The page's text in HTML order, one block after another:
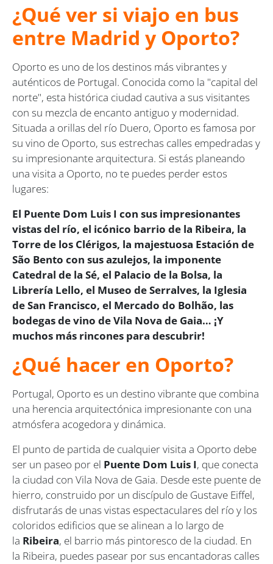
¿Qué ver si viajo en bus
entre Madrid y Oporto?
Oporto es uno de los destinos más vibrantes y
auténticos de Portugal. Conocida como la "capital del
norte", esta histórica ciudad cautiva a sus visitantes
con su mezcla de encanto antiguo y modernidad.
Situada a orillas del río Duero, Oporto es famosa por
su vino de Oporto, sus estrechas calles empedradas y
su impresionante arquitectura. Si estás planeando
una visita a Oporto, no te puedes perder estos
lugares:
El Puente Dom Luis I con sus impresionantes
vistas del río, el icónico barrio de la Ribeira, la
Torre de los Clérigos, la majestuosa Estación de
São Bento con sus azulejos, la imponente
Catedral de la Sé, el Palacio de la Bolsa, la
Librería Lello, el Museo de Serralves, la Iglesia
de San Francisco, el Mercado do Bolhão, las
bodegas de vino de Vila Nova de Gaia… ¡Y
muchos más rincones para descubrir!
¿Qué hacer en Oporto?
Portugal, Oporto es un destino vibrante que combina
una herencia arquitectónica impresionante con una
atmósfera acogedora y dinámica.
El punto de partida de cualquier visita a Oporto debe
ser un paseo por el Puente Dom Luis I, que conecta
la ciudad con Vila Nova de Gaia. Desde este puente de
hierro, construido por un discípulo de Gustave Eiffel,
disfrutarás de unas vistas espectaculares del río y los
coloridos edificios que se alinean a lo largo de
la Ribeira, el barrio más pintoresco de la ciudad. En
la Ribeira, puedes pasear por sus encantadoras calles